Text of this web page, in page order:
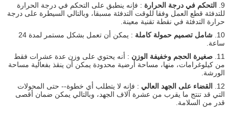
9.
التحكم في درجة الحرارة : فإنه ينطبق على التحكم في درجة الحرارة
للتدفئة قطع العمل وفقا للوقت التدفئة مسبقا، وبالتالي السيطرة على درجة
حرارة التدفئة في نقطة تقنية معينة.
10. شامل تصميم حمولة كاملة
: يمكن أن تعمل بشكل مستمر لمدة 24
ساعة.
11. صغيرة الحجم وخفيفة الوزن : أنه يحتوي على وزن عدة عشرات فقط
من كيلوغرامات، منها، مساحة أرضية محدودة يمكن أن ينقذ بفعالية مساحة
الورشة.
12.
القضاء على الجهد العالي : فإنه لا يتطلب أي خطوة-- حتى المحولات
التي قد تنتج ما يقرب من عشرة آلاف الجهد، وبالتالي يمكن ضمان أقصى
قدر من السلامة.